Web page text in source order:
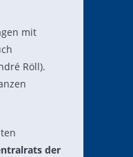
mit
Röll).
der